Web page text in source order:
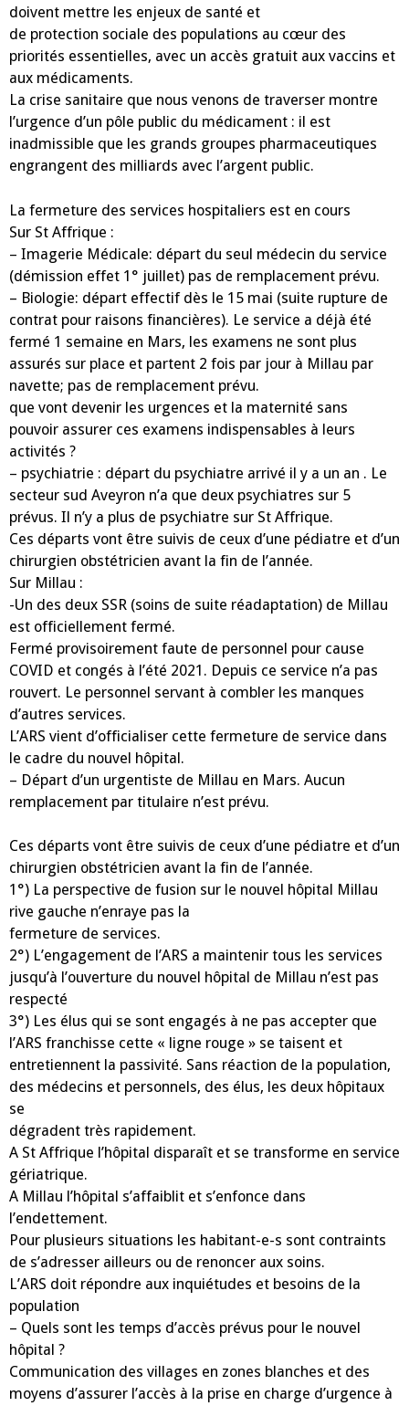
doivent mettre les enjeux de santé et
de protection sociale des populations au cœur des
priorités essentielles, avec un accès gratuit aux vaccins et
aux médicaments.
La crise sanitaire que nous venons de traverser montre
l’urgence d’un pôle public du médicament : il est
inadmissible que les grands groupes pharmaceutiques
engrangent des milliards avec l’argent public.
La fermeture des services hospitaliers est en cours
Sur St Affrique :
– Imagerie Médicale: départ du seul médecin du service
(démission effet 1° juillet) pas de remplacement prévu.
– Biologie: départ effectif dès le 15 mai (suite rupture de
contrat pour raisons financières). Le service a déjà été
fermé 1 semaine en Mars, les examens ne sont plus
assurés sur place et partent 2 fois par jour à Millau par
navette; pas de remplacement prévu.
que vont devenir les urgences et la maternité sans
pouvoir assurer ces examens indispensables à leurs
activités ?
– psychiatrie : départ du psychiatre arrivé il y a un an . Le
secteur sud Aveyron n’a que deux psychiatres sur 5
prévus. Il n’y a plus de psychiatre sur St Affrique.
Ces départs vont être suivis de ceux d’une pédiatre et d’un
chirurgien obstétricien avant la fin de l’année.
Sur Millau :
-Un des deux SSR (soins de suite réadaptation) de Millau
est officiellement fermé.
Fermé provisoirement faute de personnel pour cause
COVID et congés à l’été 2021. Depuis ce service n’a pas
rouvert. Le personnel servant à combler les manques
d’autres services.
L’ARS vient d’officialiser cette fermeture de service dans
le cadre du nouvel hôpital.
– Départ d’un urgentiste de Millau en Mars. Aucun
remplacement par titulaire n’est prévu.
Ces départs vont être suivis de ceux d’une pédiatre et d’un
chirurgien obstétricien avant la fin de l’année.
1°) La perspective de fusion sur le nouvel hôpital Millau
rive gauche n’enraye pas la
fermeture de services.
2°) L’engagement de l’ARS a maintenir tous les services
jusqu’à l’ouverture du nouvel hôpital de Millau n’est pas
respecté
3°) Les élus qui se sont engagés à ne pas accepter que
l’ARS franchisse cette « ligne rouge » se taisent et
entretiennent la passivité. Sans réaction de la population,
des médecins et personnels, des élus, les deux hôpitaux
se
dégradent très rapidement.
A St Affrique l’hôpital disparaît et se transforme en service
gériatrique.
A Millau l’hôpital s’affaiblit et s’enfonce dans
l’endettement.
Pour plusieurs situations les habitant-e-s sont contraints
de s’adresser ailleurs ou de renoncer aux soins.
L’ARS doit répondre aux inquiétudes et besoins de la
population
– Quels sont les temps d’accès prévus pour le nouvel
hôpital ?
Communication des villages en zones blanches et des
moyens d’assurer l’accès à la prise en charge d’urgence à